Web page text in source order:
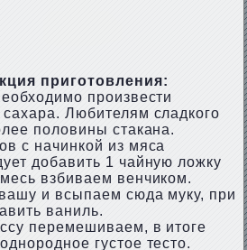
приготовления:
произвести
Любителям сладкого
половины стакана.
с начинкой из мяса
добавить 1 чайную ложку
взбиваем венчиком.
и всыпаем сюда муку, при
ваниль.
перемешиваем, в итоге
густое тесто.